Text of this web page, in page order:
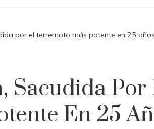
por el terremoto más potente en 25
Sacudida Por
En 25